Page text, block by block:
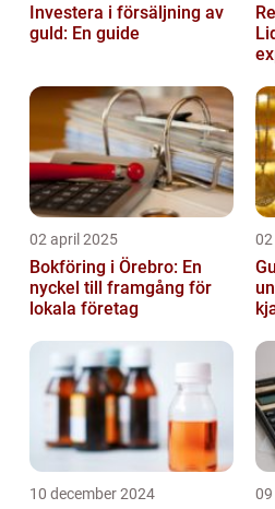
Investera i försäljning av
guld: En guide
02 april 2025
Bokföring i Örebro: En
nyckel till framgång för
lokala företag
10 december 2024 09